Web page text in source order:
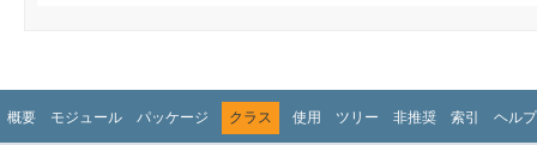
概要 モジュール パッケージ クラス 使用 ツリー 非推奨 索引 ヘルプ